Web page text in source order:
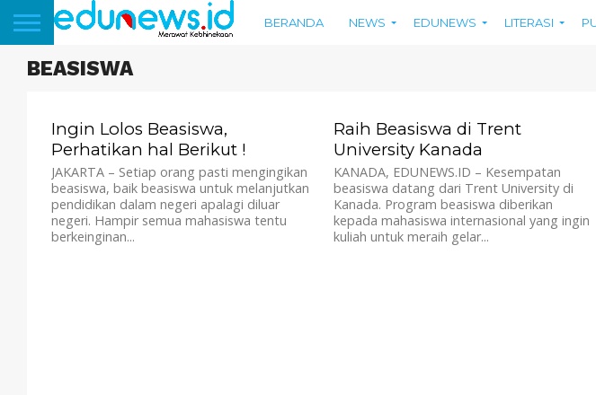
BERANDA NEWS EDUNEWS LITERASI
BEASISWA
Ingin Lolos Beasiswa,
Perhatikan hal Berikut !
JAKARTA – Setiap orang pasti mengingikan
beasiswa, baik beasiswa untuk melanjutkan
pendidikan dalam negeri apalagi diluar
negeri. Hampir semua mahasiswa tentu
berkeinginan...
Raih Beasiswa di Trent
University Kanada
KANADA, EDUNEWS.ID – Kesempatan
beasiswa datang dari Trent University di
Kanada. Program beasiswa diberikan
kepada mahasiswa internasional yang ingin
kuliah untuk meraih gelar...